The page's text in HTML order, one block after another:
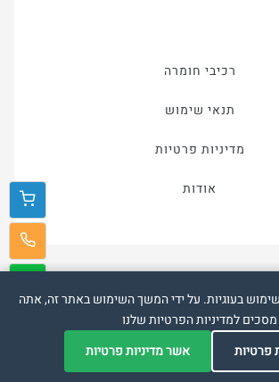
רכיבי חומרה
תנאי שימוש
מדיניות פרטיות
אודות
בעוגיות. על ידי המשך השימוש באתר זה, אתה
מסכים למדיניות הפרטיות שלנו
פרטיות
אשר מדיניות פרטיותזה פותח על מערכתVeriou